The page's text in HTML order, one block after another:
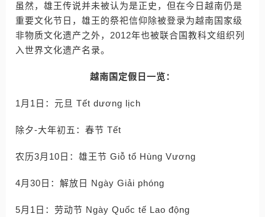
虽然，雄王传说并未被认为是正史，但在今日越南仍是
重要文化节日，雄王的祭祀信仰除被登录为越南国家级
非物质文化遗产之外，2012年也被联合国教科文组织列
入世界文化遗产名录。
越南国定假日一览：
1月1日：元旦 Tết dương lịch
除夕-大年初五：春节 Tết
农历3月10日：雄王节 Giỗ tổ Hùng Vương
4月30日：解放日 Ngày Giải phóng
5月1日：劳动节 Ngày Quốc tế Lao động